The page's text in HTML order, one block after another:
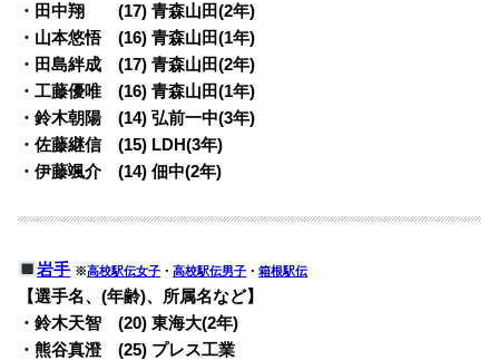
・田中翔 (17) 青森山田(2年)
・山本悠悟 (16) 青森山田(1年)
・田島絆成 (17) 青森山田(2年)
・工藤優唯 (16) 青森山田(1年)
・鈴木朝陽 (14) 弘前一中(3年)
・佐藤継信 (15) LDH(3年)
・伊藤颯介 (14) 佃中(2年)
岩手 ※高校駅伝女子 ・高校駅伝男子 ・箱根駅伝
【選手名、(年齢)、所属名など】
・鈴木天智 (20) 東海大(2年)
・熊谷真澄 (25) プレス工業